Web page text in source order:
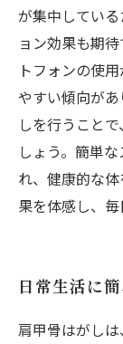
が集中してい
ョン効果も期
トフォンの使
やすい傾向が
しを行うこと
しょう。簡単
れ、健康的な
果を体感し、
日常生活に
肩甲骨はがし